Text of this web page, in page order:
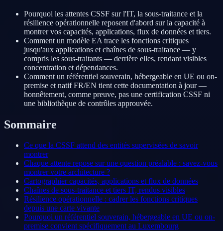
Pourquoi les attentes CSSF sur l'IT, la sous-traitance et la
résilience opérationnelle reposent d'abord sur la capacité à
montrer vos capacités, applications, flux de données et tiers.
Comment un modèle EA trace les fonctions critiques
jusqu'aux applications et chaînes de sous-traitance — y
compris les sous-traitants — derrière elles, rendant visibles
concentration et dépendances.
Comment un référentiel souverain, hébergeable en UE ou on-
premise et natif FR/EN tient cette documentation à jour —
honnêtement, comme preuve, pas une certification CSSF ni
une bibliothèque de contrôles approuvée.
Sommaire
Ce que la CSSF attend des entités supervisées de savoir
montrer
Chaque attente repose sur une question préalable : savez-vous
montrer votre architecture ?
Cartographier capacités, applications et flux de données
Chaînes de sous-traitance et tiers IT, rendus visibles
Résilience opérationnelle : cadrer les fonctions critiques
depuis une carte vivante
Pourquoi un référentiel souverain, hébergeable en UE ou on-
premise convient spécifiquement au Luxembourg